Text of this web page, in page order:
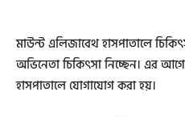
মাউন্ট এলিজাবেথ হাসপাতালে
অভিনেতা চিকিৎসা নিচ্ছেন। এর
হাসপাতালে যোগাযোগ করা হয়।